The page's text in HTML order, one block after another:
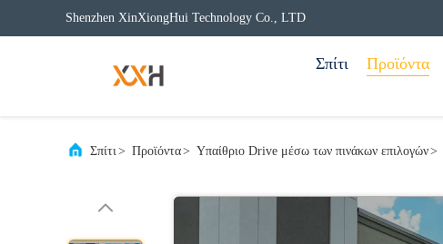
Shenzhen XinXiongHui Technology Co., LTD
Σπίτι Προϊόντα
Σπίτι> Προϊόντα> Υπαίθριο Drive μέσω των πινάκων επιλογών>